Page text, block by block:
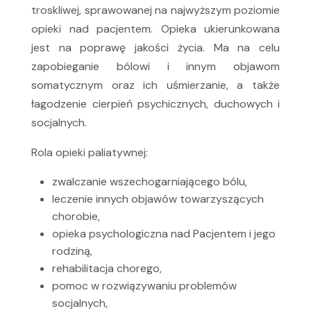
troskliwej, sprawowanej na najwyższym poziomie
opieki nad pacjentem. Opieka ukierunkowana
jest na poprawę jakości życia. Ma na celu
zapobieganie bólowi i innym objawom
somatycznym oraz ich uśmierzanie, a także
łagodzenie cierpień psychicznych, duchowych i
socjalnych.
Rola opieki paliatywnej:
zwalczanie wszechogarniającego bólu,
leczenie innych objawów towarzyszących
chorobie,
opieka psychologiczna nad Pacjentem i jego
rodziną,
rehabilitacja chorego,
pomoc w rozwiązywaniu problemów
socjalnych,